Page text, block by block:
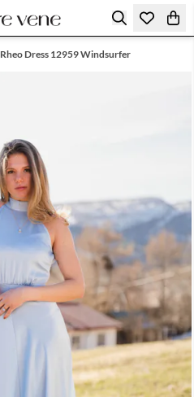
Rheo Dress 12959 Windsurfer